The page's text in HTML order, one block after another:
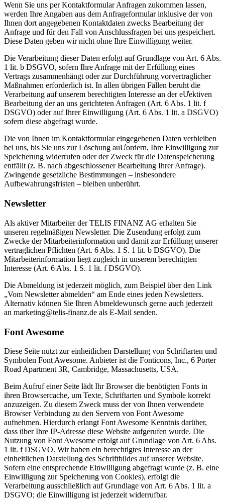
Wenn Sie uns per Kontaktformular Anfragen zukommen lassen,
werden Ihre Angaben aus dem Anfrageformular inklusive der von
Ihnen dort angegebenen Kontaktdaten zwecks Bearbeitung der
Anfrage und für den Fall von Anschlussfragen bei uns gespeichert.
Diese Daten geben wir nicht ohne Ihre Einwilligung weiter.
Die Verarbeitung dieser Daten erfolgt auf Grundlage von Art. 6 Abs.
1 lit. b DSGVO, sofern Ihre Anfrage mit der Erfüllung eines
Vertrags zusammenhängt oder zur Durchführung vorvertraglicher
Maßnahmen erforderlich ist. In allen übrigen Fällen beruht die
Verarbeitung auf unserem berechtigten Interesse an der eƯektiven
Bearbeitung der an uns gerichteten Anfragen (Art. 6 Abs. 1 lit. f
DSGVO) oder auf Ihrer Einwilligung (Art. 6 Abs. 1 lit. a DSGVO)
sofern diese abgefragt wurde.
Die von Ihnen im Kontaktformular eingegebenen Daten verbleiben
bei uns, bis Sie uns zur Löschung auƯordern, Ihre Einwilligung zur
Speicherung widerrufen oder der Zweck für die Datenspeicherung
entfällt (z. B. nach abgeschlossener Bearbeitung Ihrer Anfrage).
Zwingende gesetzliche Bestimmungen – insbesondere
Aufbewahrungsfristen – bleiben unberührt.
Newsletter
Als aktiver Mitarbeiter der TELIS FINANZ AG erhalten Sie
unseren regelmäßigen Newsletter. Die Zusendung erfolgt zum
Zwecke der Mitarbeiterinformation und damit zur Erfüllung unserer
vertraglichen Pflichten (Art. 6 Abs. 1 S. 1 lit. b DSGVO). Die
Mitarbeiterinformation liegt zugleich in unserem berechtigten
Interesse (Art. 6 Abs. 1 S. 1 lit. f DSGVO).
Die Abmeldung ist jederzeit möglich, zum Beispiel über den Link
„Vom Newsletter abmelden“ am Ende eines jeden Newsletters.
Alternativ können Sie Ihren Abmeldewunsch gerne auch jederzeit
an marketing@telis-finanz.de als E-Mail senden.
Font Awesome
Diese Seite nutzt zur einheitlichen Darstellung von Schriftarten und
Symbolen Font Awesome. Anbieter ist die Fonticons, Inc., 6 Porter
Road Apartment 3R, Cambridge, Massachusetts, USA.
Beim Aufruf einer Seite lädt Ihr Browser die benötigten Fonts in
ihren Browsercache, um Texte, Schriftarten und Symbole korrekt
anzuzeigen. Zu diesem Zweck muss der von Ihnen verwendete
Browser Verbindung zu den Servern von Font Awesome
aufnehmen. Hierdurch erlangt Font Awesome Kenntnis darüber,
dass über Ihre IP-Adresse diese Website aufgerufen wurde. Die
Nutzung von Font Awesome erfolgt auf Grundlage von Art. 6 Abs.
1 lit. f DSGVO. Wir haben ein berechtigtes Interesse an der
einheitlichen Darstellung des Schriftbildes auf unserer Website.
Sofern eine entsprechende Einwilligung abgefragt wurde (z. B. eine
Einwilligung zur Speicherung von Cookies), erfolgt die
Verarbeitung ausschließlich auf Grundlage von Art. 6 Abs. 1 lit. a
DSGVO; die Einwilligung ist jederzeit widerrufbar.